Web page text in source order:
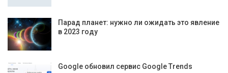
Парад планет: нужно ли ожидать это явление
в 2023 году
Google обновил сервис Google Trends